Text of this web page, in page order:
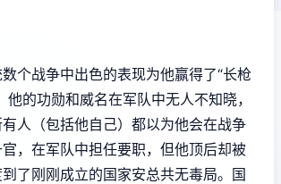
个战争中出色的表现为他赢得了“长枪
他的功勋和威名在军队中无人不知晓，
人（包括他自己）都以为他会在战争
，在军队中担任要职，但他顶后却被
了刚刚成立的国家安总共无毒局。国